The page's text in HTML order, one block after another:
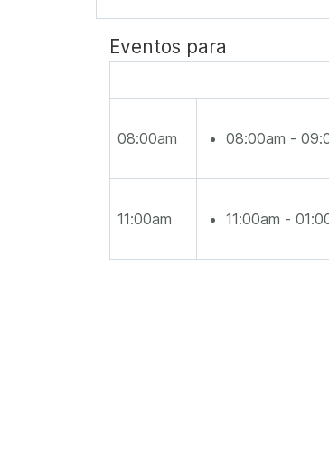
Eventos para
08:00am 08:00am -
11:00am 11:00am -